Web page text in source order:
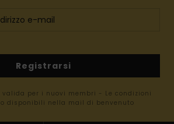
Registrarsi
per i nuovi membri - Le condizioni
disponibili nella mail di benvenuto